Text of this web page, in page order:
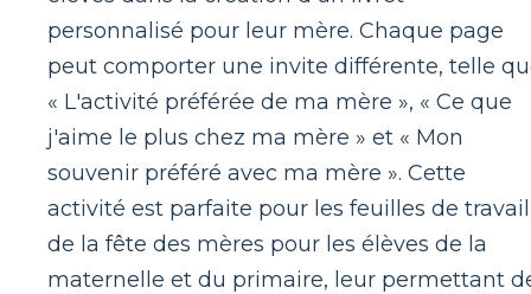
personnalisé pour leur mère. Chaque page
peut comporter une invite différente, telle
« L'activité préférée de ma mère », « Ce que
j'aime le plus chez ma mère » et « Mon
souvenir préféré avec ma mère ». Cette
activité est parfaite pour les feuilles de travail
de la fête des mères pour les élèves de la
maternelle et du primaire, leur permettant